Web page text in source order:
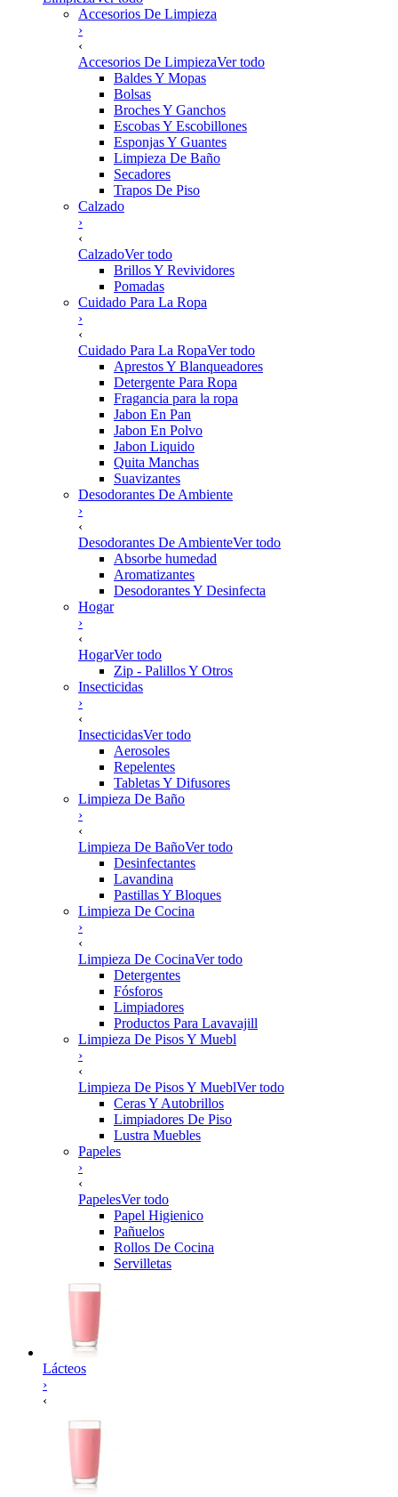
Accesorios De Limpieza
›
‹
Accesorios De LimpiezaVer todo
Baldes Y Mopas
Bolsas
Broches Y Ganchos
Escobas Y Escobillones
Esponjas Y Guantes
Limpieza De Baño
Secadores
Trapos De Piso
Calzado
›
‹
CalzadoVer todo
Brillos Y Revividores
Pomadas
Cuidado Para La Ropa
›
‹
Cuidado Para La RopaVer todo
Aprestos Y Blanqueadores
Detergente Para Ropa
Fragancia para la ropa
Jabon En Pan
Jabon En Polvo
Jabon Liquido
Quita Manchas
Suavizantes
Desodorantes De Ambiente
›
‹
Desodorantes De AmbienteVer todo
Absorbe humedad
Aromatizantes
Desodorantes Y Desinfecta
Hogar
›
‹
HogarVer todo
Zip - Palillos Y Otros
Insecticidas
›
‹
InsecticidasVer todo
Aerosoles
Repelentes
Tabletas Y Difusores
Limpieza De Baño
›
‹
Limpieza De BañoVer todo
Desinfectantes
Lavandina
Pastillas Y Bloques
Limpieza De Cocina
›
‹
Limpieza De CocinaVer todo
Detergentes
Fósforos
Limpiadores
Productos Para Lavavajill
Limpieza De Pisos Y Muebl
›
‹
Limpieza De Pisos Y MueblVer todo
Ceras Y Autobrillos
Limpiadores De Piso
Lustra Muebles
Papeles
›
‹
PapelesVer todo
Papel Higienico
Pañuelos
Rollos De Cocina
Servilletas
Lácteos
›
‹